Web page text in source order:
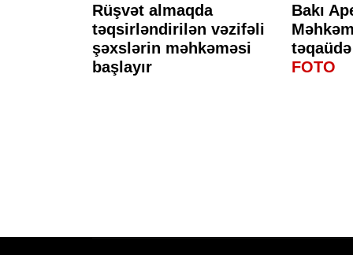
Rüşvət almaqda
təqsirləndirilən vəzifəli
şəxslərin məhkəməsi
başlayır
Bakı
FOTO